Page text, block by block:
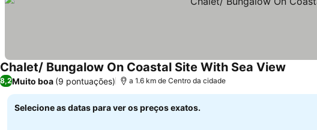
Chalet/ Bungalow On Coastal Site With Sea View
8,2Muito boa (9 pontuações) a 1.6 km de Centro da cidade
Selecione as datas para ver os preços exatos.